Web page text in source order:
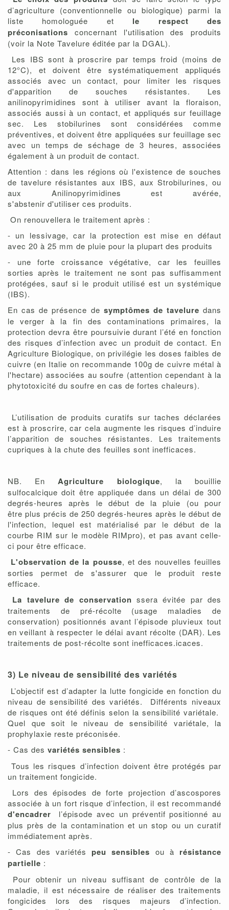
d’agriculture (conventionnelle ou biologique) parmi la
liste homologuée et le respect des
préconisations concernant l'utilisation des produits
(voir la Note Tavelure éditée par la DGAL).
Les IBS sont à proscrire par temps froid (moins de
12°C), et doivent être systématiquement appliqués
associés avec un contact, pour limiter les risques
d'apparition de souches résistantes. Les
anilinopyrimidines sont à utiliser avant la floraison,
associés aussi à un contact, et appliqués sur feuillage
sec. Les stobilurines sont considérées comme
préventives, et doivent être appliquées sur feuillage sec
avec un temps de séchage de 3 heures, associées
également à un produit de contact.
Attention : dans les régions où l'existence de souches
de tavelure résistantes aux IBS, aux Strobilurines, ou
aux Anilinopyrimidines est avérée,
s'abstenir d'utiliser ces produits.
On renouvellera le traitement après :
- un lessivage, car la protection est mise en défaut
avec 20 à 25 mm de pluie pour la plupart des produits
- une forte croissance végétative, car les feuilles
sorties après le traitement ne sont pas suffisamment
protégées, sauf si le produit utilisé est un systémique
(IBS).
En cas de présence de symptômes de tavelure dans
le verger à la fin des contaminations primaires, la
protection devra être poursuivie durant l’été en fonction
des risques d’infection avec un produit de contact. En
Agriculture Biologique, on privilégie les doses faibles de
cuivre (en Italie on recommande 100g de cuivre métal à
l'hectare) associées au soufre (attention cependant à la
phytotoxicité du soufre en cas de fortes chaleurs).
L’utilisation de produits curatifs sur taches déclarées
est à proscrire, car cela augmente les risques d’induire
l’apparition de souches résistantes. Les traitements
cupriques à la chute des feuilles sont inefficaces.
NB. EnAgriculture biologique, la bouillie
sulfocalcique doit être appliquée dans un délai de 300
degrés-heures après le début de la pluie (ou pour
être plus précis de 250 degrés-heures après le début de
l'infection, lequel est matérialisé par le début de la
courbe RIM sur le modèle RIMpro), et pas avant celle-
ci pour être efficace.
L'observation de la pousse, et des nouvelles feuilles
sorties permet de s'assurer que le produit reste
efficace.
La tavelure de conservation ssera évitée par des
traitements de pré-récolte (usage maladies de
conservation) positionnés avant l’épisode pluvieux tout
en veillant à respecter le délai avant récolte (DAR). Les
traitements de post-récolte sont inefficaces.icaces.
3) Le niveau de sensibilité des variétés
L’objectif est d’adapter la lutte fongicide en fonction du
niveau de sensibilité des variétés. Différents niveaux
de risques ont été définis selon la sensibilité variétale.
Quel que soit le niveau de sensibilité variétale, la
prophylaxie reste préconisée.
- Cas des variétés sensibles :
Tous les risques d’infection doivent être protégés par
un traitement fongicide.
Lors des épisodes de forte projection d’ascospores
associée à un fort risque d’infection, il est recommandé
d'encadrer l’épisode avec un préventif positionné au
plus près de la contamination et un stop ou un curatif
immédiatement après.
- Cas des variétés peu sensibles ou à résistance
partielle :
Pour obtenir un niveau suffisant de contrôle de la
maladie, il est nécessaire de réaliser des traitements
fongicides lors des risques majeurs d’infection.